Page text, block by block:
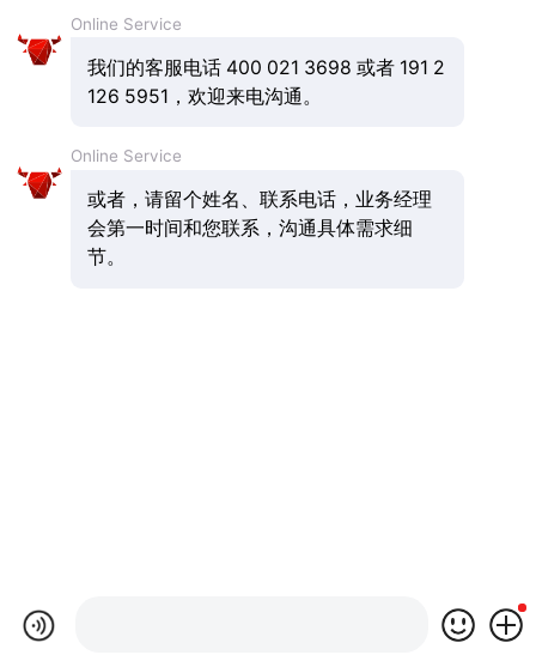
Online Service
我们的客服电话 400 021 3698 或者 191 2
126 5951，欢迎来电沟通。
Online Service
或者，请留个姓名、联系电话，业务经理
会第一时间和您联系，沟通具体需求细
节。